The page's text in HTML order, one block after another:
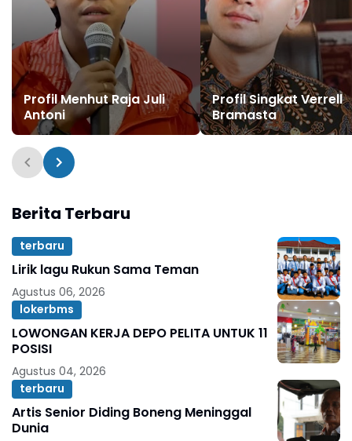
Profil Menhut Raja Juli
Antoni
Profil Singkat Verrell
Bramasta
Berita Terbaru
terbaru
Lirik lagu Rukun Sama Teman
Agustus 06, 2026
lokerbms
LOWONGAN KERJA DEPO PELITA UNTUK 11
POSISI
Agustus 04, 2026
terbaru
Artis Senior Diding Boneng Meninggal
Dunia